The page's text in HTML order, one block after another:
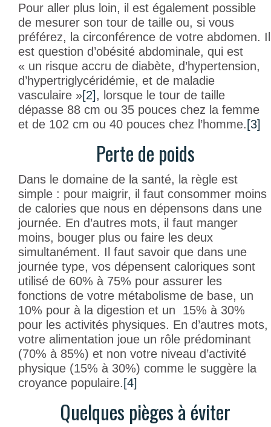
Pour aller plus loin, il est également possible
de mesurer son tour de taille ou, si vous
préférez, la circonférence de votre abdomen. Il
est question d’obésité abdominale, qui est
« un risque accru de diabète, d’hypertension,
d’hypertriglycéridémie, et de maladie
vasculaire »[2], lorsque le tour de taille
dépasse 88 cm ou 35 pouces chez la femme
et de 102 cm ou 40 pouces chez l’homme.[3]
Perte de poids
Dans le domaine de la santé, la règle est
simple : pour maigrir, il faut consommer moins
de calories que nous en dépensons dans une
journée. En d’autres mots, il faut manger
moins, bouger plus ou faire les deux
simultanément. Il faut savoir que dans une
journée type, vos dépensent caloriques sont
utilisé de 60% à 75% pour assurer les
fonctions de votre métabolisme de base, un
10% pour à la digestion et un 15% à 30%
pour les activités physiques. En d’autres mots,
votre alimentation joue un rôle prédominant
(70% à 85%) et non votre niveau d’activité
physique (15% à 30%) comme le suggère la
croyance populaire.[4]
Quelques pièges à éviter